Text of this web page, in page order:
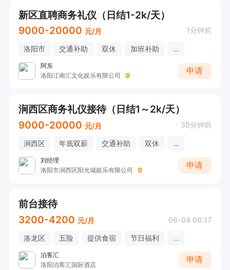
新区直聘商务礼仪（日结1-2k/天）
9000-20000 元/月 1分钟前
洛阳市 交通补助 双休 加班补助 ...
阿东
洛阳江南汇文化娱乐有限公司
申请
涧西区商务礼仪接待（日结1～2k/天）
9000-20000 元/月 38分钟前
涧西区 年底双薪 交通补助 双休 ...
刘经理
洛阳市涧西区阳光城娱乐有限公司
申请
前台接待
3200-4200 元/月 06-04 06:17
洛龙区 五险 提供食宿 节日福利 ...
泊客汇
洛阳泊客汇国际酒店
申请